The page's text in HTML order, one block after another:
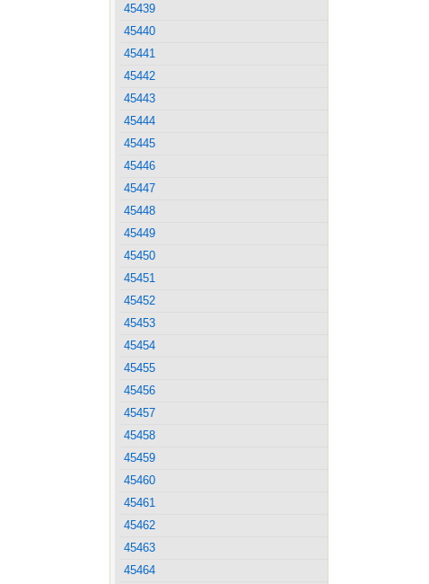
45439
45440
45441
45442
45443
45444
45445
45446
45447
45448
45449
45450
45451
45452
45453
45454
45455
45456
45457
45458
45459
45460
45461
45462
45463
45464